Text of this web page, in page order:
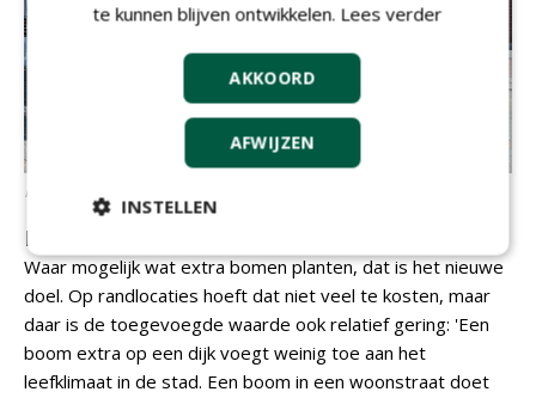
Klaas Jan Bakema
Keuzemogelijkheden
Waar mogelijk wat extra bomen planten, dat is het nieuwe
doel. Op randlocaties hoeft dat niet veel te kosten, maar
daar is de toegevoegde waarde ook relatief gering: 'Een
boom extra op een dijk voegt weinig toe aan het
leefklimaat in de stad. Een boom in een woonstraat doet
te kunnen blijven ontwikkelen. Lees verder
AKKOORD
AFWIJZEN
INSTELLEN